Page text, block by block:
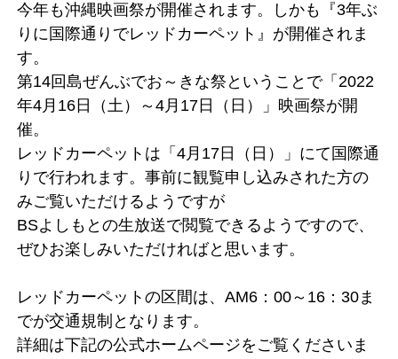
今年も沖縄映画祭が開催されます。しかも『3年ぶ
りに国際通りでレッドカーペット』が開催されま
す。
第14回島ぜんぶでお～きな祭ということで「2022
年4月16日（土）～4月17日（日）」映画祭が開
催。
レッドカーペットは「4月17日（日）」にて国際通
りで行われます。事前に観覧申し込みされた方の
みご覧いただけるようですが
BSよしもとの生放送で閲覧できるようですので、
ぜひお楽しみいただければと思います。
レッドカーペットの区間は、AM6：00～16：30ま
でが交通規制となります。
詳細は下記の公式ホームページをご覧くださいま